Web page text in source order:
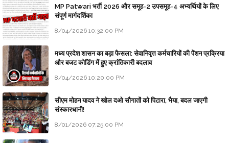
MP Patwari भर्ती 2026 और समूह-2 उपसमूह-4 अभ्यर्थियों के लिए
संपूर्ण मार्गदर्शिका
8/04/2026 10:32:00 PM
मध्य प्रदेश शासन का बड़ा फैसला: सेवानिवृत्त कर्मचारियों की पेंशन प्रक्रिया
और बजट कोडिंग में हुए क्रांतिकारी बदलाव
8/04/2026 10:20:00 PM
सीएम मोहन यादव ने खोल दओ सौगातों को पिटारा, भैया, बदल जाएगी
संस्कारधानी!
8/01/2026 07:25:00 PM